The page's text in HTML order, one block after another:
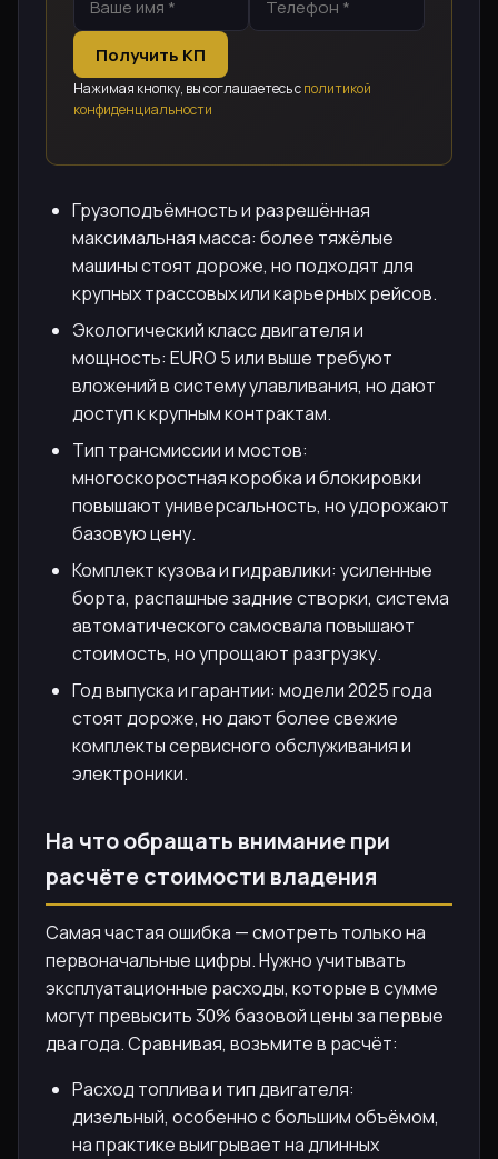
Получить КП
Нажимая кнопку, вы соглашаетесь сполитикой
конфиденциальности
Грузоподъёмность и разрешённая
максимальная масса: более тяжёлые
машины стоят дороже, но подходят для
крупных трассовых или карьерных рейсов.
Экологический класс двигателя и
мощность: EURO 5 или выше требуют
вложений в систему улавливания, но дают
доступ к крупным контрактам.
Тип трансмиссии и мостов:
многоскоростная коробка и блокировки
повышают универсальность, но удорожают
базовую цену.
Комплект кузова и гидравлики: усиленные
борта, распашные задние створки, система
автоматического самосвала повышают
стоимость, но упрощают разгрузку.
Год выпуска и гарантии: модели 2025 года
стоят дороже, но дают более свежие
комплекты сервисного обслуживания и
электроники.
На что обращать внимание при
расчёте стоимости владения
Самая частая ошибка — смотреть только на
первоначальные цифры. Нужно учитывать
эксплуатационные расходы, которые в сумме
могут превысить 30% базовой цены за первые
два года. Сравнивая, возьмите в расчёт:
Расход топлива и тип двигателя:
дизельный, особенно с большим объёмом,
на практике выигрывает на длинных